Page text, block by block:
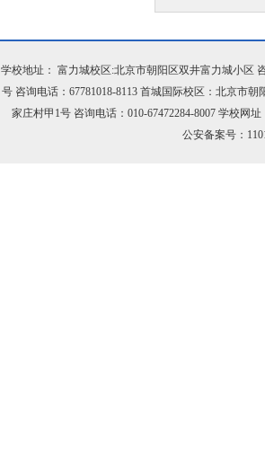
学校地址： 富力城校区:北京市朝阳区双井富力城小区
号 咨询电话：67781018-8113 首城国际校区：北京市
家庄村甲1号 咨询电话：010-67472284-8007 学校网
公安备案号：